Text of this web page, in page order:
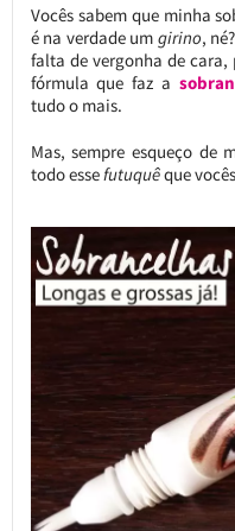
Vocês sabem que minha
é na verdade um girino,
falta de vergonha de cara,
fórmula que faz a
tudo o mais.
Mas, sempre esqueço de
todo essefutuquêque